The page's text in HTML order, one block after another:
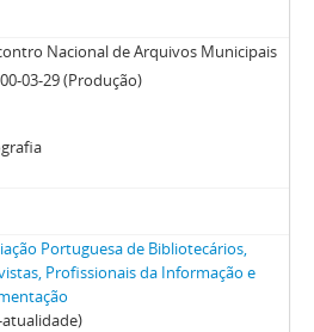
Nacional de Arquivos Municipais
03-29 (Produção)
Portuguesa de Bibliotecários,
Profissionais da Informação e
atualidade)